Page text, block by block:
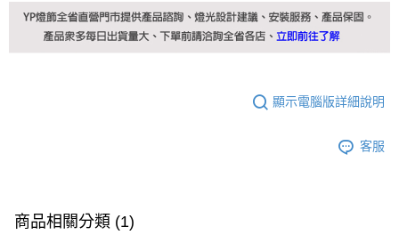
顯示電腦版詳細說明
客服
商品相關分類 (1)